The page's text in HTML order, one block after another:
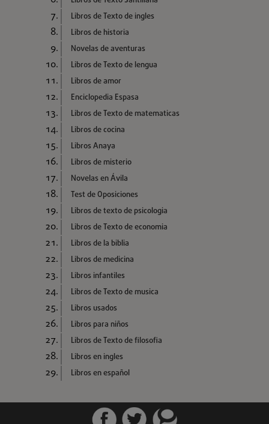
Libros de Texto de ingles
Libros de historia
Novelas de aventuras
Libros de Texto de lengua
Libros de amor
Enciclopedia Espasa
Libros de Texto de matematicas
Libros de cocina
Libros Anaya
Libros de misterio
Novelas en Ávila
Test de Oposiciones
Libros de texto de psicologia
Libros de Texto de economia
Libros de la biblia
Libros de medicina
Libros infantiles
Libros de Texto de musica
Libros usados
Libros para niños
Libros de Texto de filosofia
Libros en ingles
Libros en español